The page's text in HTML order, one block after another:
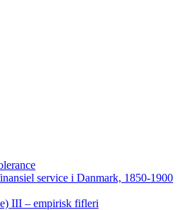
service i Danmark, 1850-1900
III – empirisk fifleri